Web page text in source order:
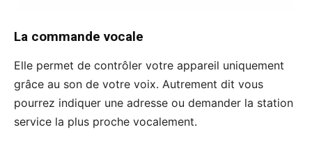
La commande vocale
Elle permet de contrôler votre appareil uniquement
grâce au son de votre voix. Autrement dit vous
pourrez indiquer une adresse ou demander la station
service la plus proche vocalement.